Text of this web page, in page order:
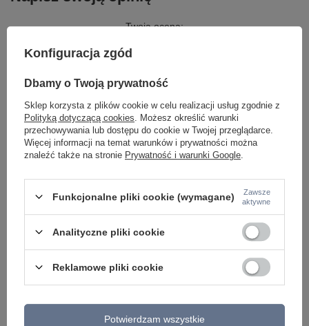
Twoja ocena:
Treść twojej opinii
Twój email
Konfiguracja zgód
Dbamy o Twoją prywatność
Sklep korzysta z plików cookie w celu realizacji usług zgodnie z
Polityką dotyczącą cookies . Możesz określić warunki
przechowywania lub dostępu do cookie w Twojej przeglądarce.
Więcej informacji na temat warunków i prywatności można
znaleźć także na stronie Prywatność i warunki Google
Funkcjonalne pliki cookie (wymagane)
Zawsze
aktywne
Analityczne pliki cookie
Reklamowe pliki cookie
Potwierdzam wszystkie